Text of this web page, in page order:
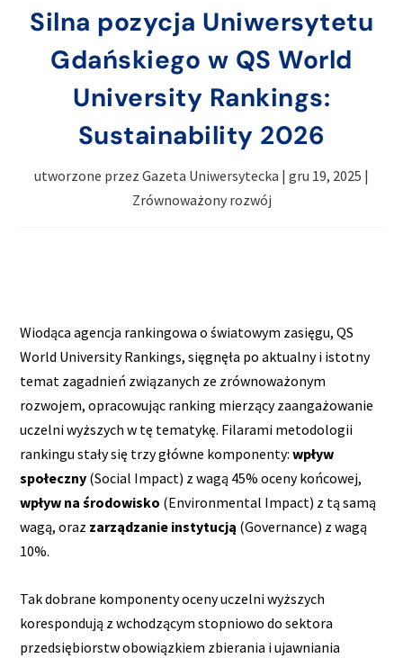
Silna pozycja Uniwersytetu
Gdańskiego w QS World
University Rankings:
Sustainability 2026
utworzone przez Gazeta Uniwersytecka | gru 19, 2025 |
Zrównoważony rozwój
Wiodąca agencja rankingowa o światowym zasięgu, QS
World University Rankings, sięgnęła po aktualny i istotny
temat zagadnień związanych ze zrównoważonym
rozwojem, opracowując ranking mierzący zaangażowanie
uczelni wyższych w tę tematykę. Filarami metodologii
rankingu stały się trzy główne komponenty:wpływ
społeczny (Social Impact) z wagą 45% oceny końcowej,
wpływ na środowisko (Environmental Impact) z tą samą
wagą, oraz zarządzanie instytucją (Governance) z wagą
10%.
Tak dobrane komponenty oceny uczelni wyższych
korespondują z wchodzącym stopniowo do sektora
przedsiębiorstw obowiązkiem zbierania i ujawniania